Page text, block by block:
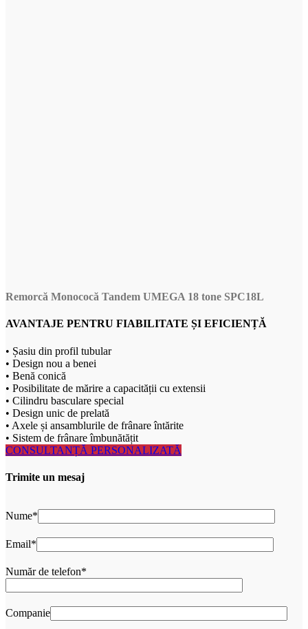
Remorcă Monococă Tandem UMEGA 18 tone SPC18L
AVANTAJE PENTRU FIABILITATE ȘI EFICIENȚĂ
• Șasiu din profil tubular
• Design nou a benei
• Benă conică
• Posibilitate de mărire a capacității cu extensii
• Cilindru basculare special
• Design unic de prelată
• Axele și ansamblurile de frânare întărite
• Sistem de frânare îmbunătățit
CONSULTANȚĂ PERSONALIZATĂ
Trimite un mesaj
Nume*
Email*
Număr de telefon*
Companie